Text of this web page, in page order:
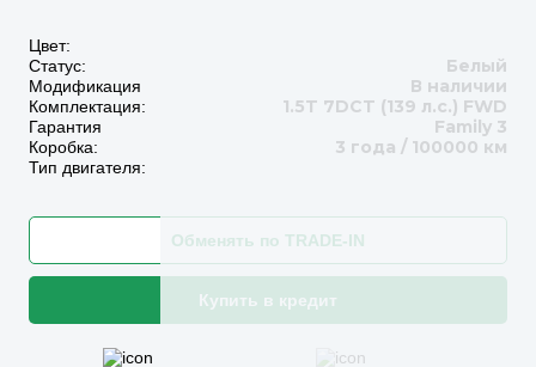
Цвет:
Статус:
Модификация
Комплектация:
Гарантия
Коробка:
Тип двигателя:
Белый
В наличии
1.5T 7DCT (139 л.с.) FWD
Family 3
3 года / 100000 км
Обменять по TRADE-IN
Купить в кредит